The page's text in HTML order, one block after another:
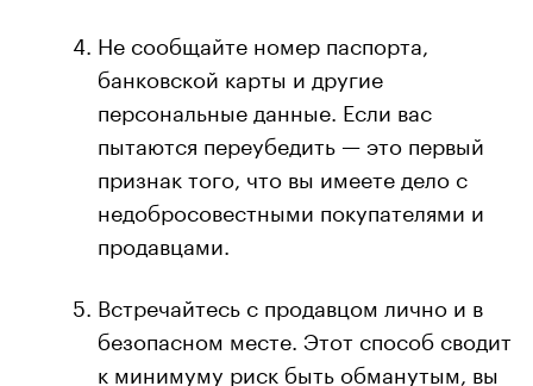
Не сообщайте номер паспорта,
банковской карты и другие
персональные данные. Если вас
пытаются переубедить — это первый
признак того, что вы имеете дело с
недобросовестными покупателями и
продавцами.
Встречайтесь с продавцом лично и в
безопасном месте. Этот способ сводит
к минимуму риск быть обманутым, вы